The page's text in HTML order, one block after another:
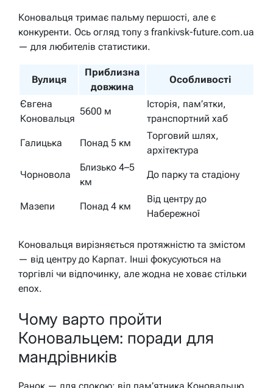
Коновальця тримає пальму першості, але є
конкуренти. Ось огляд топу з frankivsk-future.com.ua
— для любителів статистики.
Вулиця
Приблизна
довжина
Особливості
Євгена
Коновальця
5600 м
Історія, пам’ятки,
транспортний хаб
Галицька Понад 5 км
Торговий шлях,
архітектура
Чорновола
Близько 4–5
км
До парку та стадіону
Мазепи Понад 4 км
Від центру до
Набережної
Коновальця вирізняється протяжністю та змістом
— від центру до Карпат. Інші фокусуються на
торгівлі чи відпочинку, але жодна не ховає стільки
епох.
Чому варто пройти
Коновальцем: поради для
мандрівників